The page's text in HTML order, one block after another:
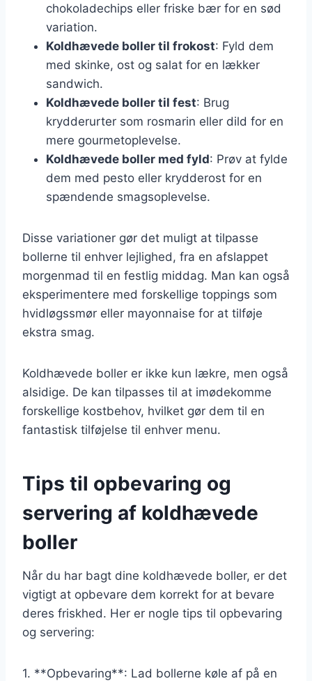
chokoladechips eller friske bær for en sød
variation.
Koldhævede boller til frokost: Fyld dem
med skinke, ost og salat for en lækker
sandwich.
Koldhævede boller til fest: Brug
krydderurter som rosmarin eller dild for en
mere gourmetoplevelse.
Koldhævede boller med fyld: Prøv at fylde
dem med pesto eller krydderost for en
spændende smagsoplevelse.
Disse variationer gør det muligt at tilpasse
bollerne til enhver lejlighed, fra en afslappet
morgenmad til en festlig middag. Man kan også
eksperimentere med forskellige toppings som
hvidløgssmør eller mayonnaise for at tilføje
ekstra smag.
Koldhævede boller er ikke kun lækre, men også
alsidige. De kan tilpasses til at imødekomme
forskellige kostbehov, hvilket gør dem til en
fantastisk tilføjelse til enhver menu.
Tips til opbevaring og
servering af koldhævede
boller
Når du har bagt dine koldhævede boller, er det
vigtigt at opbevare dem korrekt for at bevare
deres friskhed. Her er nogle tips til opbevaring
og servering:
1. **Opbevaring**: Lad bollerne køle af på en